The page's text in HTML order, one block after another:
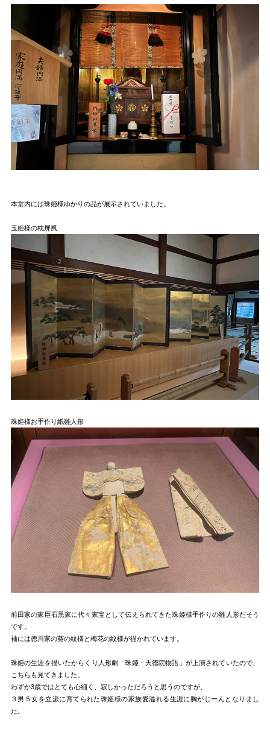
本堂内には珠姫様ゆかりの品が展示されていました。
玉姫様の枕屏風
珠姫様お手作り紙雛人形
前田家の家臣石黒家に代々家宝として伝えられてきた珠姫様手作りの雛人形だそう
です。
袖には徳川家の葵の紋様と梅花の紋様が描かれています。
珠姫の生涯を描いたからくり人形劇「珠姫・天徳院物語」が上演されていたので、
こちらも見てきました。
わずか3歳ではとても心細く、寂しかっただろうと思うのですが、
３男５女を立派に育てられた珠姫様の家族愛溢れる生涯に胸がじーんとなりまし
た。